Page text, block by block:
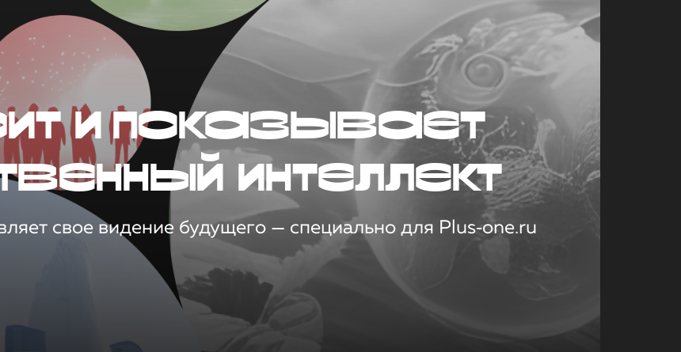
и показывает
интеллект
свое видение будущего — специально для Plus‑one.ru